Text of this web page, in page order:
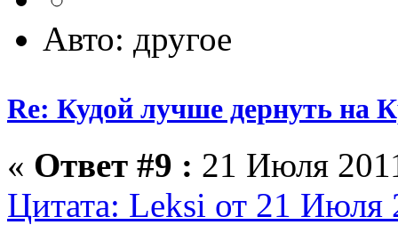
Авто: другое
Re: Кудой лучше дернуть на
« Ответ #9 : 21 Июля
Цитата: Leksi от 21 Июля